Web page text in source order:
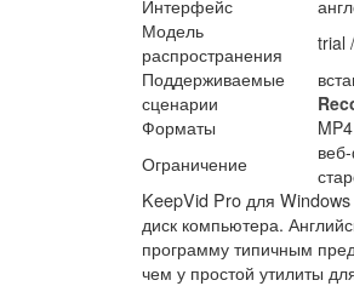
Интерфейс
Модель
распространения
trial
Поддерживаемые
сценарии
Форматы
Ограничение
KeepVid Pro для
диск компьютера.
программу типичным
чем у простой утилиты